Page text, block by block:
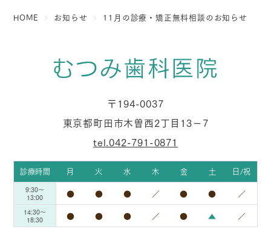
HOME お知らせ 11月の診療・矯正無料相談のお知らせ
〒194-0037
東京都町田市木曽西2丁目13−7
tel.042-791-0871
診療時間 月 火 水 木 金 土 日/祝
9:30～
13:00
● ● ● ／ ● ● ／
14:30～
18:30
● ● ● ／ ● ▲ ／